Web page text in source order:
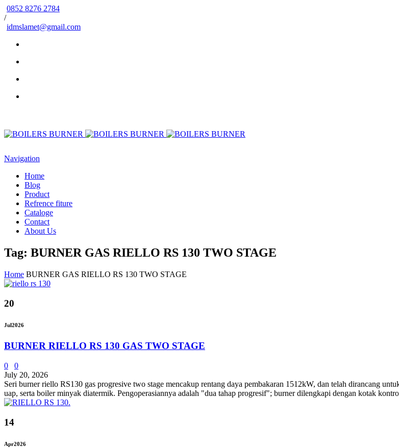
0852 8276 2784
/
idmslamet@gmail.com
Navigation
Home
Blog
Product
Refrence fiture
Cataloge
Contact
About Us
Tag: BURNER GAS RIELLO RS 130 TWO STAGE
Home BURNER GAS RIELLO RS 130 TWO STAGE
20
Jul2026
BURNER RIELLO RS 130 GAS TWO STAGE
0
0
July 20, 2026
Seri burner riello RS130 ​​gas progresive two stage mencakup rentang daya pembakaran 1512kW, dan telah dirancang
uap, serta boiler minyak diatermik. Pengoperasiannya adalah "dua tahap progresif"; burner dilengkapi dengan kotak
14
Apr2026